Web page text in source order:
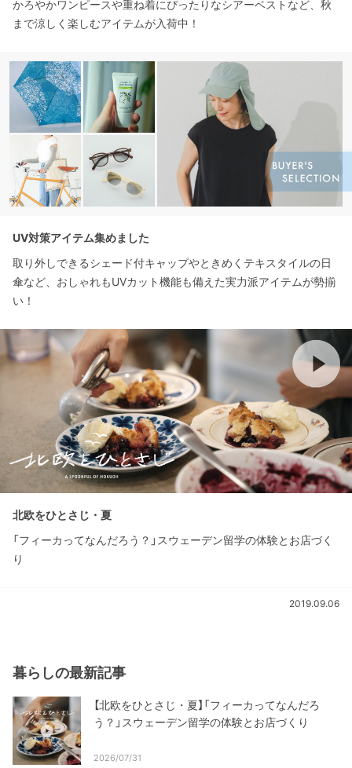
かろやかワンピースや重ね着にぴったりなシアーベストなど、秋
まで涼しく楽しむアイテムが入荷中！
UV対策アイテム集めました
取り外しできるシェード付キャップやときめくテキスタイルの日
傘など、おしゃれもUVカット機能も備えた実力派アイテムが勢揃
い！
北欧をひとさじ・夏
「フィーカってなんだろう？」スウェーデン留学の体験とお店づく
り
2019.09.06
暮らしの最新記事
【北欧をひとさじ・夏】「フィーカってなんだろ
う？」スウェーデン留学の体験とお店づくり
2026/07/31